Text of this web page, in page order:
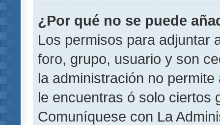
¿Por qué no se puede
Los permisos para adjuntar
foro, grupo, usuario y son
la administración no
le encuentras ó solo ciertos
Comuníquese con La